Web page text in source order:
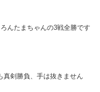
んたまちゃんの3戦全勝です
真剣勝負、手は抜きません